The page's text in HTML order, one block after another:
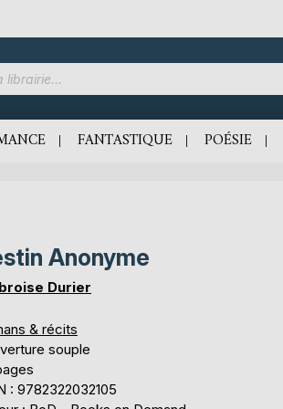
FANTASTIQUE POÉSIE
Anonyme
Durier
& récits
souple
: 9782322032105